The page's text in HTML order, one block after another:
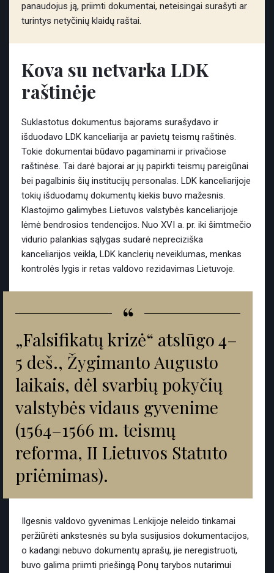
panaudojus ją, priimti dokumentai, neteisingai surašyti ar
turintys netyčinių klaidų raštai.
Kova su netvarka LDK
raštinėje
Suklastotus dokumentus bajorams surašydavo ir
išduodavo LDK kanceliarija ar pavietų teismų raštinės.
Tokie dokumentai būdavo pagaminami ir privačiose
raštinėse. Tai darė bajorai ar jų papirkti teismų pareigūnai
bei pagalbinis šių institucijų personalas. LDK kanceliarijoje
tokių išduodamų dokumentų kiekis buvo mažesnis.
Klastojimo galimybes Lietuvos valstybės kanceliarijoje
lėmė bendrosios tendencijos. Nuo XVI a. pr. iki šimtmečio
vidurio palankias sąlygas sudarė nepreciziška
kanceliarijos veikla, LDK kanclerių neveiklumas, menkas
kontrolės lygis ir retas valdovo rezidavimas Lietuvoje.
“
„Falsifikatų krizė“ atslūgo 4–
5 deš., Žygimanto Augusto
laikais, dėl svarbių pokyčių
valstybės vidaus gyvenime
(1564–1566 m. teismų
reforma, II Lietuvos Statuto
priėmimas).
Ilgesnis valdovo gyvenimas Lenkijoje neleido tinkamai
peržiūrėti ankstesnės su byla susijusios dokumentacijos,
o kadangi nebuvo dokumentų aprašų, jie neregistruoti,
buvo galima priimti priešingą Ponų tarybos nutarimui